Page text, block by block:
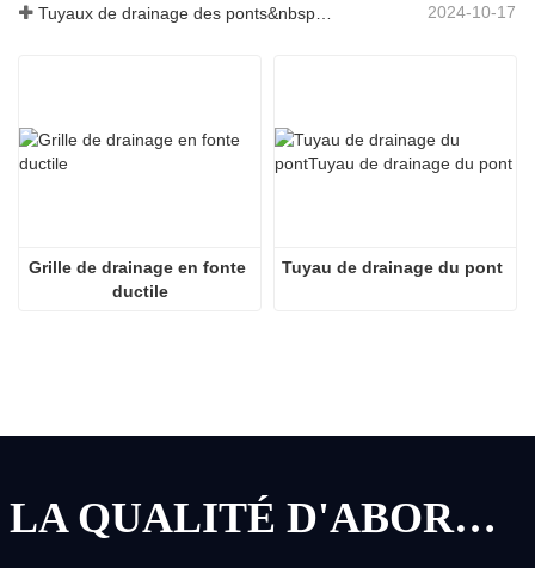
2024-10-17
Grille de drainage en fonte
ductile
Tuyau de drainage du pont
LA QUALITÉ D'ABORD, LE SERVICE D'ABORD